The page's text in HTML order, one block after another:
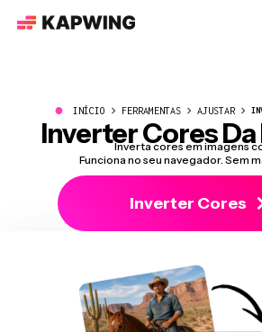
● INÍCIO FERRAMENTAS AJUSTAR
Inverter Cores
Inverta cores em imagens
Funciona no seu navegador. Sem
Inverter Cores